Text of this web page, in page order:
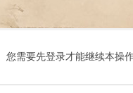
您需要先登录才能继续本操